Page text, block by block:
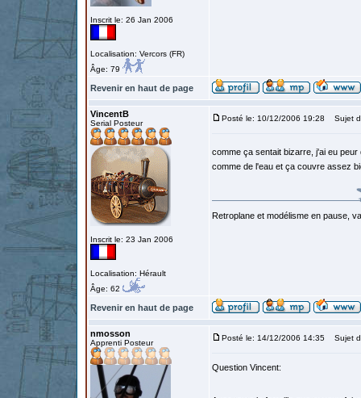
Inscrit le: 26 Jan 2006
Localisation: Vercors (FR)
Âge: 79
Revenir en haut de page
VincentB
Serial Posteur
Inscrit le: 23 Jan 2006
Localisation: Hérault
Âge: 62
Posté le: 10/12/2006 19:28 Sujet
comme ça sentait bizarre, j'ai eu
comme de l'eau et ça couvre assez
Retroplane et modélisme en pause,
Revenir en haut de page
nmosson
Apprenti Posteur
Posté le: 14/12/2006 14:35 Sujet
Question Vincent: